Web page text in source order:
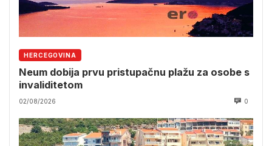
HERCEGOVINA
Neum dobija prvu pristupačnu plažu za osobe s
invaliditetom
02/08/2026 0